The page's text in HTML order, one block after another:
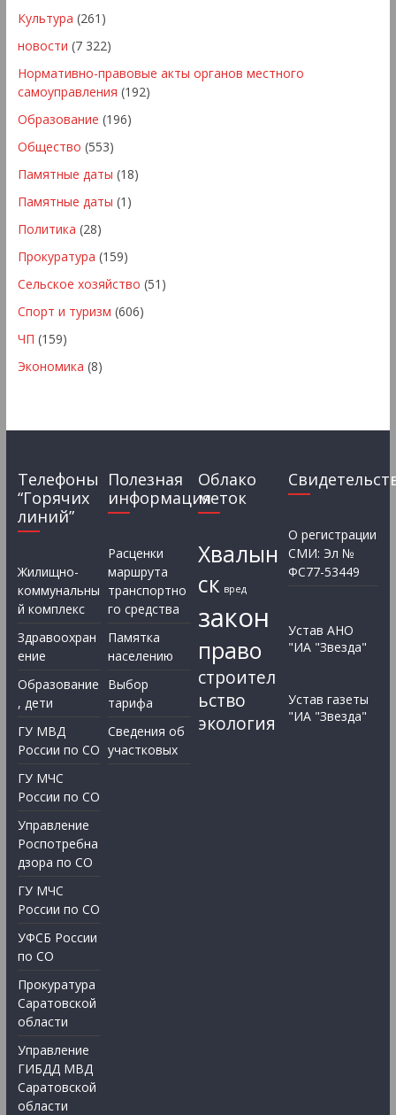
Культура (261)
новости (7 322)
Нормативно-правовые акты органов местного
самоуправления (192)
Образование (196)
Общество (553)
Памятные даты (18)
Памятные даты (1)
Политика (28)
Прокуратура (159)
Сельское хозяйство (51)
Спорт и туризм (606)
ЧП (159)
Экономика (8)
Телефоны
“Горячих
линий”
Жилищно-
коммунальны
й комплекс
Здравоохран
ение
Образование
, дети
ГУ МВД
России по СО
ГУ МЧС
России по СО
Управление
Роспотребна
дзора по СО
ГУ МЧС
России по СО
УФСБ России
по СО
Прокуратура
Саратовской
области
Управление
ГИБДД МВД
Саратовской
области
Полезная
информация
Расценки
маршрута
транспортно
го средства
Памятка
населению
Выбор
тарифа
Сведения об
участковых
Облако
меток
Хвалын
ск вред
закон
право
строител
ьство
экология
О регистрации
СМИ: Эл №
ФС77-53449
Устав АНО
"ИА "Звезда"
Устав газеты
"ИА "Звезда"